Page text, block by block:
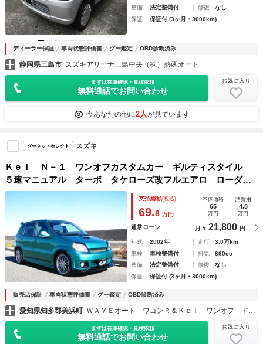
整備
法定整備付 修復
なし
保証
保証付 (3ヶ月・3000km)
ディーラー保証 車両状態評価書 グー鑑定 OBD診断済み
静岡県三島市 スズキアリーナ三島中央（株）熱函オート
まずは在庫確認・見積依頼
無料通話でお問い合わせ
お気に入り
今あなたの他に2人が見ています
グーネットセレクト スズキ
Ｋｅｉ Ｎ－１ ワンオフカスタムカー ギルティスタイル
５速マニュアル ターボ タケローズ改フルエアロ ローダウ
ン 社外スポーツマフラー １６インチアルミ 新品タイヤ
オリジナルアイライン オリジナルカラー
支払総額(税込)
69.8 万円
本体価格
65
万円
諸費用
4.8
万円
通常ローン 月々 21,800 円
年式 2002年 走行
3.0万km
車検
車検整備付 排気
660cc
整備
法定整備付 修復
なし
保証
保証付 (3ヶ月・3000km)
販売店保証 車両状態評価書 グー鑑定 OBD診断済み
愛知県知多郡美浜町
まずは在庫確認・見積依頼
無料通話でお問い合わせ
お気に入り